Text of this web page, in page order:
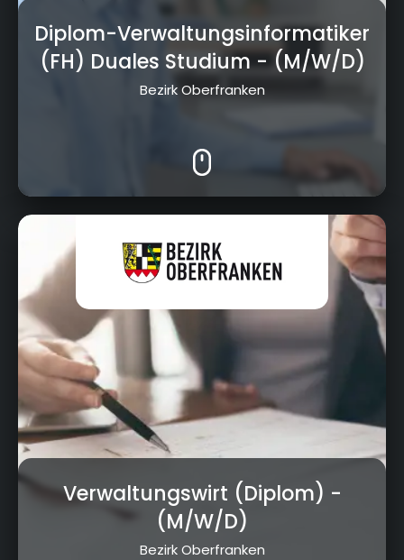
Diplom-Verwaltungsinformatiker
(FH) Duales Studium - (M/W/D)
Bezirk Oberfranken
Verwaltungswirt (Diplom) -
(M/W/D)
Bezirk Oberfranken